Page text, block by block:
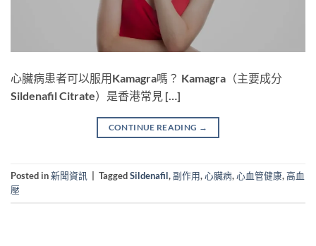
心臟病患者可以服用Kamagra嗎？ Kamagra（主要成分
Sildenafil Citrate）是香港常見 […]
CONTINUE READING →
Posted in新聞資訊 TaggedSildenafil,副作用,心臟病,心血管健康,高血
壓